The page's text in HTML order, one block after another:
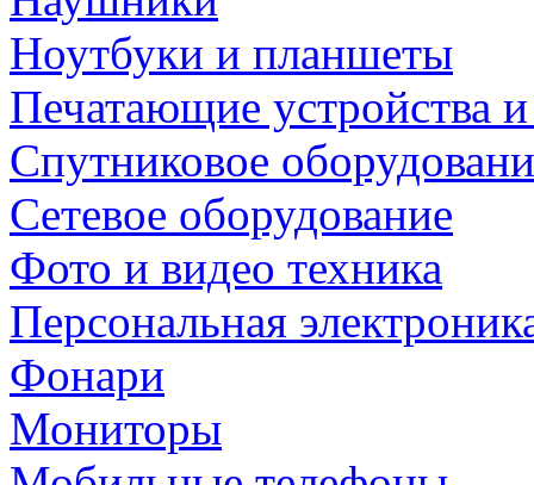
Ноутбуки и планшеты
Печатающие устройства
Спутниковое
Сетевое оборудование
Фото и видео техника
Персональная
Фонари
Мониторы